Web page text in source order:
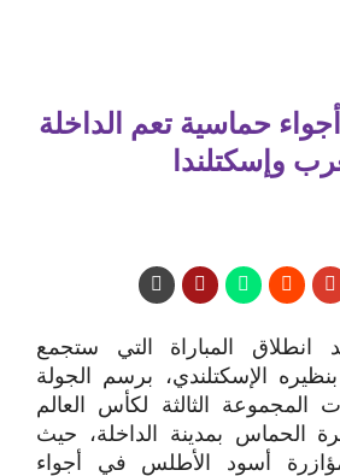
2026 : أجواء حماسية تعم الداخلة
وإسكتلندا
المباراة التي ستجمع
الإسكتلندي، برسم الجولة
المجموعة الثالثة لكأس العالم
الحماس بمدينة الداخلة، حيث
أسود الأطلس في أجواء